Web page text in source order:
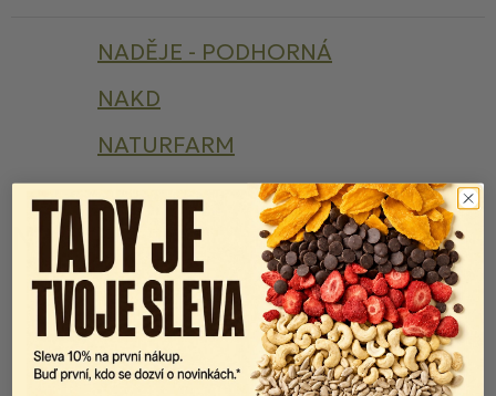
NADĚJE - PODHORNÁ
NAKD
NATURFARM
NEKTON
NISSIN
NOCCO
NOI&VOI
NOMINAL